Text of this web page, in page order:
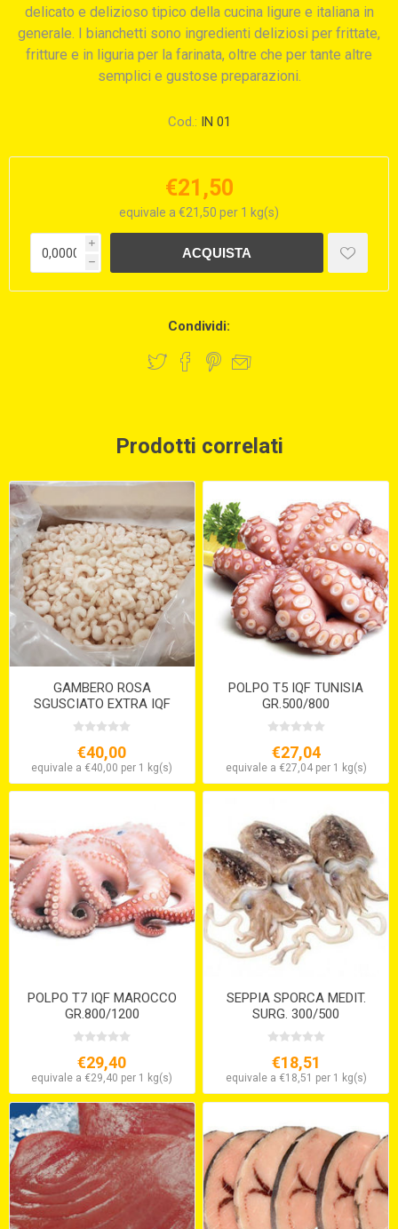
delicato e delizioso tipico della cucina ligure e italiana in
generale. I bianchetti sono ingredienti deliziosi per frittate,
fritture e in liguria per la farinata, oltre che per tante altre
semplici e gustose preparazioni.
Cod.: IN 01
€21,50
equivale a €21,50 per 1 kg(s)
i
h
Condividi:
Prodotti correlati
GAMBERO ROSA
SGUSCIATO EXTRA IQF
€40,00
equivale a €40,00 per 1 kg(s)
POLPO T5 IQF TUNISIA
GR.500/800
€27,04
equivale a €27,04 per 1 kg(s)
POLPO T7 IQF MAROCCO
GR.800/1200
€29,40
equivale a €29,40 per 1 kg(s)
SEPPIA SPORCA MEDIT.
SURG. 300/500
€18,51
equivale a €18,51 per 1 kg(s)